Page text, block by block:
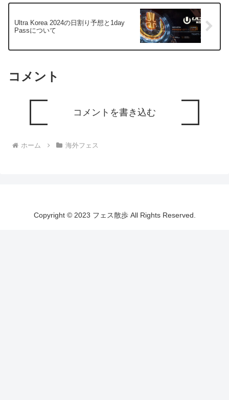
Ultra Korea 2024の日割り予想と1day
Passについて
コメント
コメントを書き込む
ホーム 海外フェス
Copyright © 2023 フェス散歩 All Rights Reserved.